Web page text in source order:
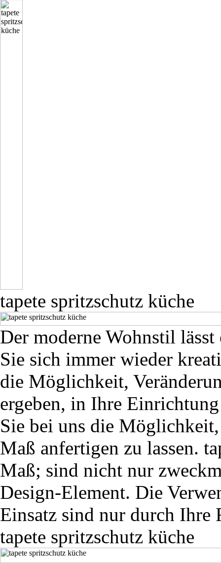
tapete spritzschutz küche
Der moderne Wohnstil
Sie sich immer wieder
die Möglichkeit,
ergeben, in Ihre
Sie bei uns die
Maß anfertigen zu lassen.
Maß; sind nicht nur
Design-Element. Die
Einsatz sind nur durch Ihre
tapete spritzschutz küche